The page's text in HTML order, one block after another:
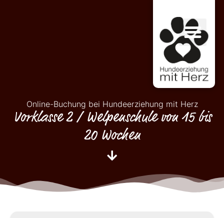
Online-Buchung bei Hundeerziehung mit Herz
Vorklasse 2 / Welpenschule von 15 bis
20 Wochen